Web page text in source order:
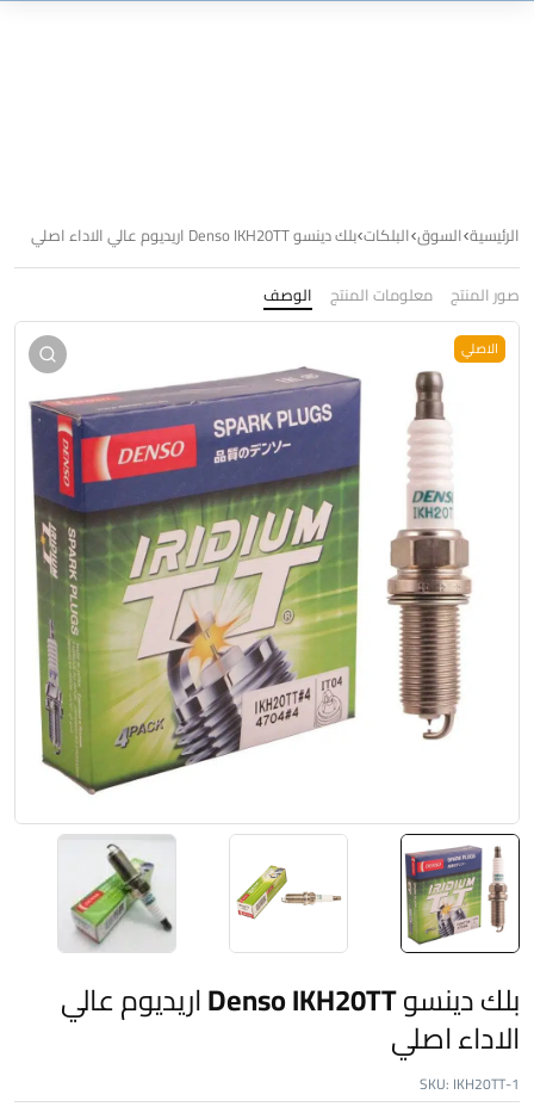
الرئيسية السوق البلكات بلك دينسو Denso IKH20TT اريديوم عالي الاداء اصلي
صور المنتج معلومات المنتج الوصف
الاصلي
بلك دينسو Denso IKH20TT اريديوم عالي
الاداء اصلي
SKU: IKH20TT-1